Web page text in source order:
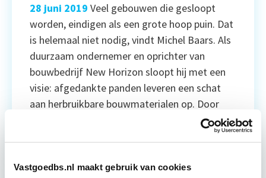
Vastgoedbs.nl maakt gebruik van cookies
28 juni 2019 Veel gebouwen die gesloopt
worden, eindigen als een grote hoop puin. Dat
is helemaal niet nodig, vindt Michel Baars. Als
duurzaam ondernemer en oprichter van
bouwbedrijf New Horizon sloopt hij met een
visie: afgedankte panden leveren een schat
aan herbruikbare bouwmaterialen op. Door
een gebouw zorgvuldig te ontmantelen,
verzamelt hij onder meer gips, stenen en […]